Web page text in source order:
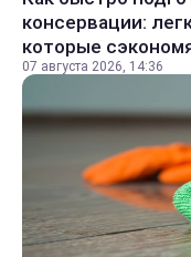
консервации:
которые
07 августа 2026, 14:36